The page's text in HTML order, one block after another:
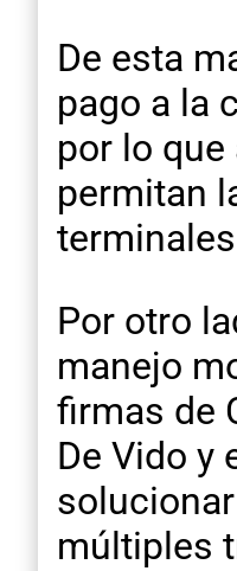
De esta
pago a la
por lo
permitan
Por otro
manejo
firmas de
De Vido y
múltiples